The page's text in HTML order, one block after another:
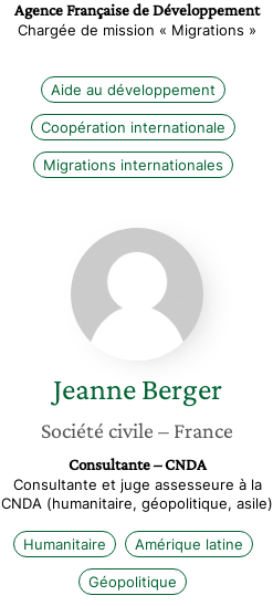
Agence Française de Développement
Chargée de mission « Migrations »
Aide au développement
Coopération internationale
Migrations internationales
Jeanne
Berger
Jeanne Berger
Société civile – France
Consultante – CNDA
Consultante et juge assesseure à la
CNDA (humanitaire, géopolitique, asile)
Humanitaire Amérique latine
Géopolitique